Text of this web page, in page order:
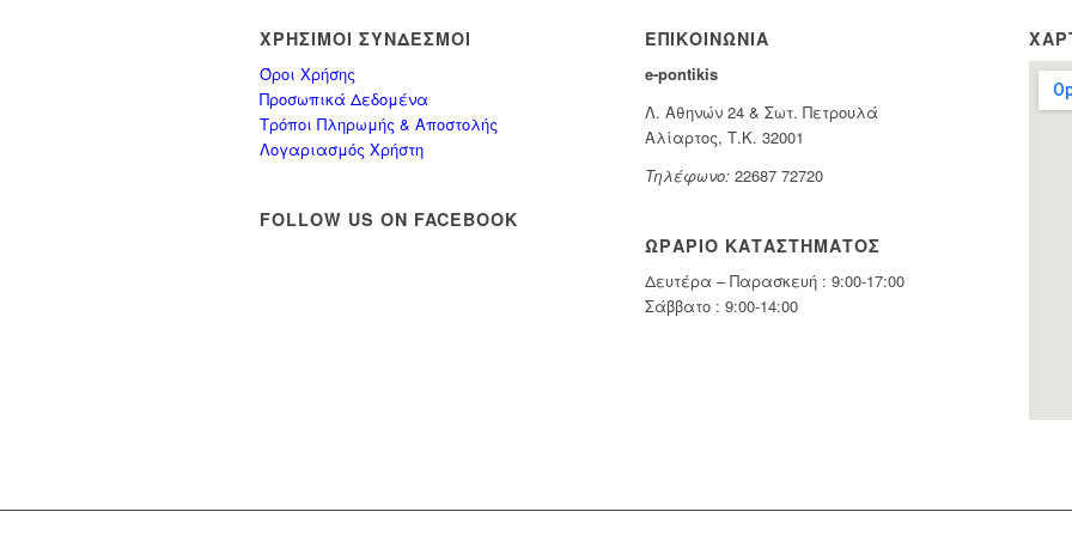
ΧΡΉΣΙΜΟΙ ΣΎΝΔΕΣΜΟΙ
Όροι Χρήσης
Προσωπικά Δεδομένα
Τρόποι Πληρωμής & Αποστολής
Λογαριασμός Χρήστη
FOLLOW US ON FACEBOOK
ΕΠΙΚΟΙΝΩΝΊΑ
e-pontikis
Λ. Αθηνών 24 & Σωτ. Πετρουλά
Αλίαρτος, Τ.Κ. 32001
Τηλέφωνο:22687 72720
ΩΡΆΡΙΟ ΚΑΤΑΣΤΉΜΑΤΟΣ
Δευτέρα – Παρασκευή : 9:00-17:00
Σάββατο : 9:00-14:00